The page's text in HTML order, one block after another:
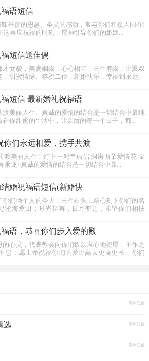
语短信
督的恩惠、圣灵的感动，常与你们和众人同在!
喜庆祝福的时刻，愿神引导你们的婚姻...
短信送佳偶
才女貌，美满姻缘；心心相印，三生有缘；比翼双
，甜蜜情缘。恭祝二位，新婚快乐，幸福到永远。
短信 最新婚礼祝福语
渡美丽人生。真诚的爱情的结合是一切结合中最纯
你甜蜜的生活中，让以后的每一个日子，都...
你们永远相爱，携手共渡
渡美丽人生！灯下一对幸福侣 洞房两朵爱情花 金
乘龙>真诚的爱情的结合是一切结合中最...
婚祝福语短信(新婚快
你们俩个人的今天；三生石头上精心刻下你们的名
沧海桑田；时光荏苒，日月变迁，希望你们相扶
语，恭喜你们步入爱的殿
的心灵，代表教会向你们致以衷心地祝愿：主作之
息；愿上帝祝福你们的爱比高天更高更长，你们
暧昧短信
选 暧昧短信
暧昧短信